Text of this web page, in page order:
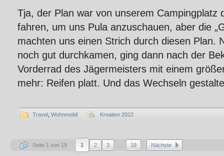
Tja, der Plan war von unserem Campingplatz
fahren, um uns Pula anzuschauen, aber die
machten uns einen Strich durch diesen Plan.
noch gut durchkamen, ging dann nach der
Vorderrad des Jägermeisters mit einem
mehr: Reifen platt. Und das Wechseln
Travel Wohnmobil Kroatien 2022
Seite 1 von 19 1 2 3 ... 19 Nächste